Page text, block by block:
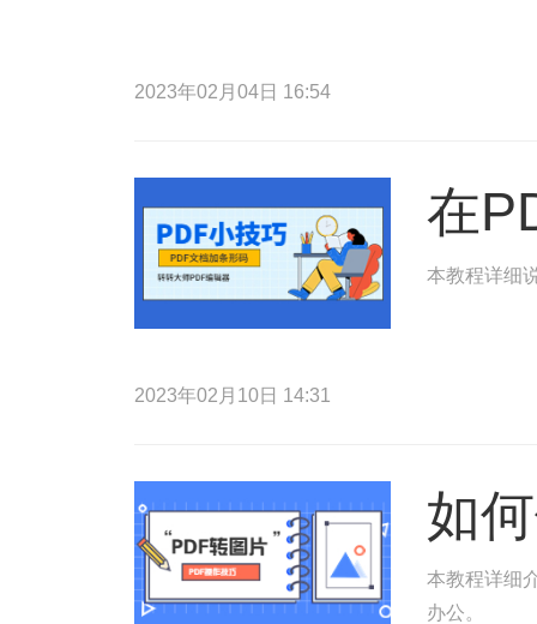
2023年02月04日 16:54
在
本教程详细
2023年02月10日 14:31
如
本教程详细
办公。